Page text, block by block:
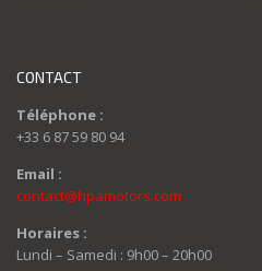
CONTACT
Téléphone :
+33 6 87 59 80 94
Email :
contact@hpamotors.com
Horaires :
Lundi – Samedi : 9h00 – 20h00